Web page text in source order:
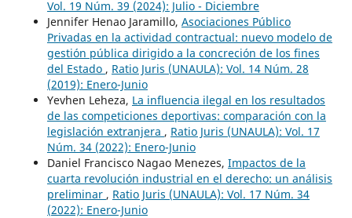
Vol. 19 Núm. 39 (2024): Julio - Diciembre
Jennifer Henao Jaramillo, Asociaciones Público
Privadas en la actividad contractual: nuevo modelo de
gestión pública dirigido a la concreción de los fines
del Estado , Ratio Juris (UNAULA): Vol. 14 Núm. 28
(2019): Enero-Junio
Yevhen Leheza, La influencia ilegal en los resultados
de las competiciones deportivas: comparación con la
legislación extranjera , Ratio Juris (UNAULA): Vol. 17
Núm. 34 (2022): Enero-Junio
Daniel Francisco Nagao Menezes, Impactos de la
cuarta revolución industrial en el derecho: un análisis
preliminar , Ratio Juris (UNAULA): Vol. 17 Núm. 34
(2022): Enero-Junio